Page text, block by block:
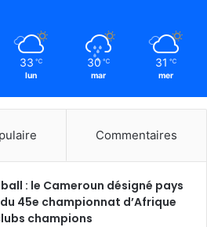
33 ℃
lun
30 ℃
mar
31 ℃
mer
Commentaires
: le Cameroun désigné pays
45e championnat d’Afrique
champions